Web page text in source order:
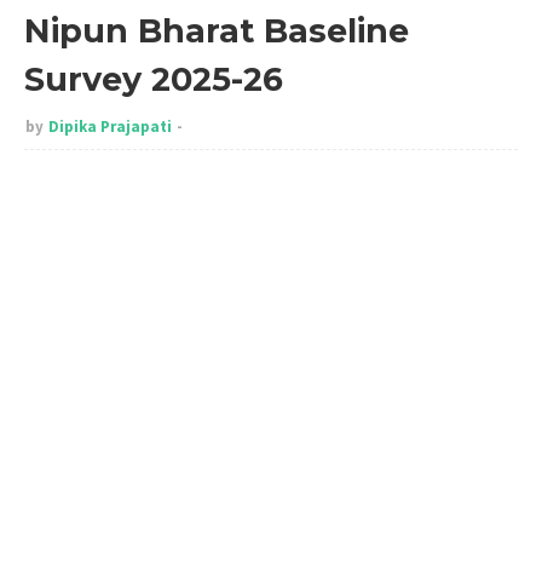
Nipun Bharat Baseline
Survey 2025-26
by Dipika Prajapati